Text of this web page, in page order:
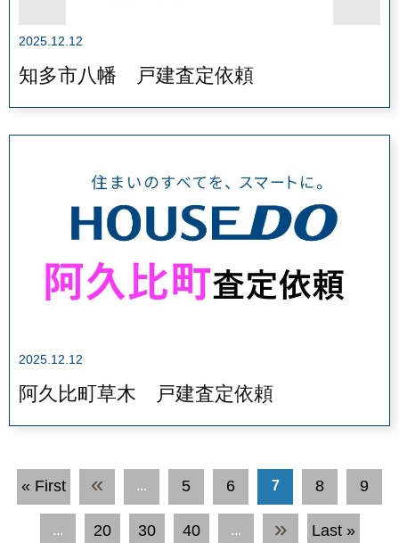
2025.12.12
知多市八幡 戸建査定依頼
2025.12.12
阿久比町草木 戸建査定依頼
« First « ... 5 6 7 8 9
... 20 30 40 ... » Last »